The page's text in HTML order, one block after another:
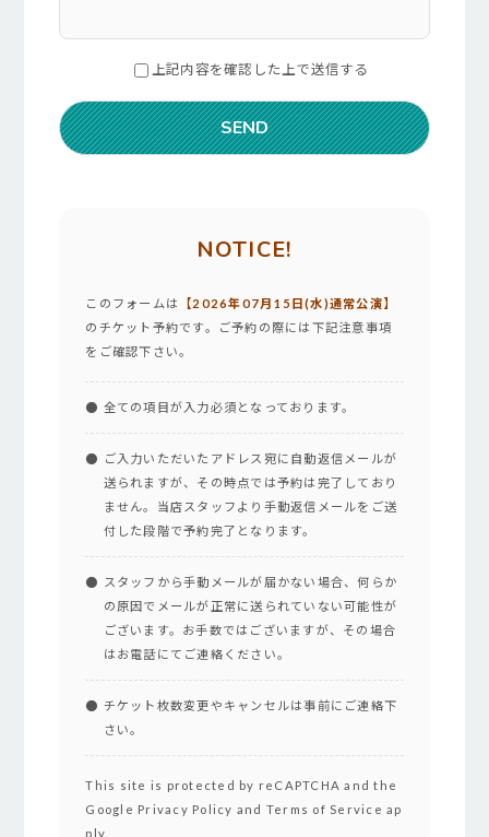
上記内容を確認した上で送信する
NOTICE!
このフォームは
【2026年07月15日(水)通常公演】
のチケット予約です。ご予約の際には下記注意事項
をご確認下さい。
全ての項目が入力必須となっております。
ご入力いただいたアドレス宛に自動返信メールが
送られますが、その時点では予約は完了しており
ません。当店スタッフより手動返信メールをご送
付した段階で予約完了となります。
スタッフから手動メールが届かない場合、何らか
の原因でメールが正常に送られていない可能性が
ございます。お手数ではございますが、その場合
はお電話にてご連絡ください。
チケット枚数変更やキャンセルは事前にご連絡下
さい。
This site is protected by reCAPTCHA and the
Google Privacy Policy and Terms of Service ap
ply.